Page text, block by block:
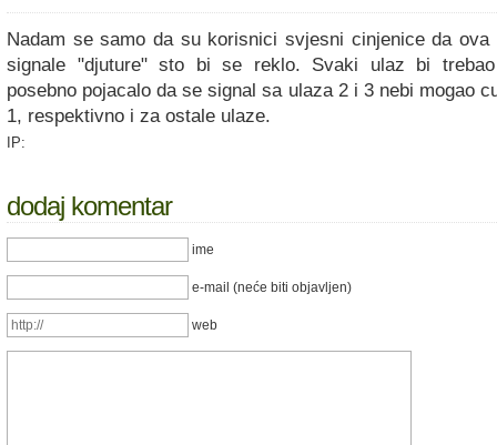
Nadam se samo da su korisnici svjesni cinjenice da ova
signale "djuture" sto bi se reklo. Svaki ulaz bi
posebno pojacalo da se signal sa ulaza 2 i 3 nebi mogao
1, respektivno i za ostale ulaze.
IP:
dodaj komentar
ime
e-mail (neće biti objavljen)
web